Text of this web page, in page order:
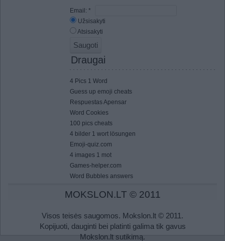
Email: *
Užsisakyti
Atsisakyti
Draugai
4 Pics 1 Word
Guess up emoji cheats
Respuestas Apensar
Word Cookies
100 pics cheats
4 bilder 1 wort lösungen
Emoji-quiz.com
4 images 1 mot
Games-helper.com
Word Bubbles answers
MOKSLON.LT © 2011
Visos teisės saugomos. Mokslon.lt © 2011.
Kopijuoti, dauginti bei platinti galima tik gavus
Mokslon.lt sutikimą.